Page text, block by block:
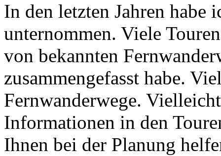
In den letzten Jahren habe
unternommen. Viele
von bekannten
zusammengefasst habe.
Fernwanderwege.
Informationen in den
Ihnen bei der Planung